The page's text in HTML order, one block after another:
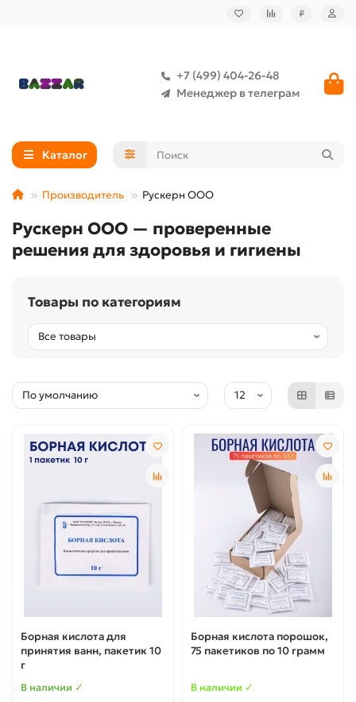
₽
+7 (499) 404-26-48
Менеджер в телеграм
Каталог
Производитель Рускерн ООО
Рускерн ООО — проверенные
решения для здоровья и гигиены
Товары по категориям
Борная кислота для
принятия ванн, пакетик 10
г
В наличии ✓
Борная кислота порошок,
75 пакетиков по 10 грамм
В наличии ✓